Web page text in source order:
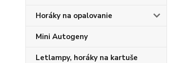
Horáky na opalovanie
Mini Autogeny
Letlampy, horáky na kartuše